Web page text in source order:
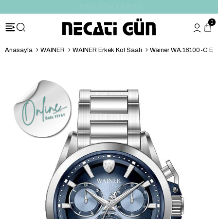
0
Anasayfa WAINER WAINER Erkek Kol Saati Wainer WA.16100-C